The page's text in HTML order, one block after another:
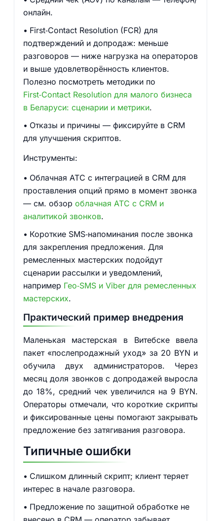
онлайн.
First‑Contact Resolution (FCR) для
подтверждений и допродаж: меньше
разговоров — ниже нагрузка на операторов
и выше удовлетворённость клиентов.
Полезно посмотреть методики по
First‑Contact Resolution для малого бизнеса
в Беларуси: сценарии и метрики.
Отказы и причины — фиксируйте в CRM
для улучшения скриптов.
Инструменты:
Облачная АТС с интеграцией в CRM для
проставления опций прямо в момент звонка
— см. обзор облачная АТС с CRM и
аналитикой звонков.
Короткие SMS‑напоминания после звонка
для закрепления предложения. Для
ремесленных мастерских подойдут
сценарии рассылки и уведомлений,
например Гео‑SMS и Viber для ремесленных
мастерских.
Практический пример внедрения
Маленькая мастерская в Витебске ввела
пакет «послепродажный уход» за 20 BYN и
обучила двух администраторов. Через
месяц доля звонков с допродажей выросла
до 18%, средний чек увеличился на 9 BYN.
Операторы отмечали, что короткие скрипты
и фиксированные цены помогают закрывать
предложение без затягивания разговора.
Типичные ошибки
Слишком длинный скрипт; клиент теряет
интерес в начале разговора.
Предложение по защитной обработке не